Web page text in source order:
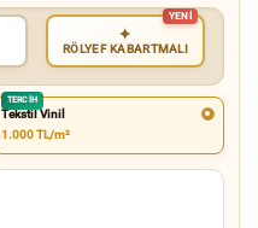
✦
RÖLYEF KABARTMALI
TERCIH
Tekstil Vinil
1.000 TL/m²